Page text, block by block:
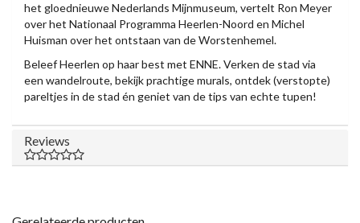
het gloednieuwe Nederlands Mijnmuseum, vertelt Ron Meyer
over het Nationaal Programma Heerlen-Noord en Michel
Huisman over het ontstaan van de Worstenhemel.
Beleef Heerlen op haar best met ENNE. Verken de stad via
een wandelroute, bekijk prachtige murals, ontdek (verstopte)
pareltjes in de stad én geniet van de tips van echte tupen!
Reviews